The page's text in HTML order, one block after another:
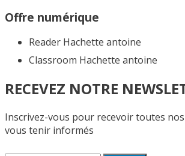
Offre numérique
Reader Hachette antoine
Classroom Hachette antoine
RECEVEZ NOTRE
Inscrivez-vous pour recevoir toutes
vous tenir informés